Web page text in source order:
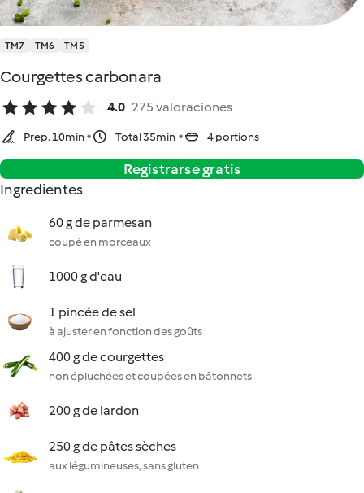
TM7 TM6 TM5
Courgettes carbonara
4.0 275 valoraciones
Prep. 10min Total 35min 4 portions
Registrarse gratis
Ingredientes
60 g de parmesan
coupé en morceaux
1000 g d'eau
1 pincée de sel
à ajuster en fonction des goûts
400 g de courgettes
non épluchées et coupées en bâtonnets
200 g de lardon
250 g de pâtes sèches
aux légumineuses, sans gluten